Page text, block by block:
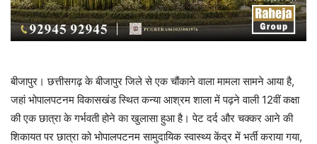
बीजापुर। छत्तीसगढ़ के बीजापुर जिले से एक चौंकाने वाला मामला सामने आया है,
जहां भोपालपटनम विकासखंड स्थित कन्या आश्रम शाला में पढ़ने वाली 12वीं कक्षा
की एक छात्रा के गर्भवती होने का खुलासा हुआ है। पेट दर्द और चक्कर आने की
शिकायत पर छात्रा को भोपालपटनम सामुदायिक स्वास्थ्य केंद्र में भर्ती कराया गया,